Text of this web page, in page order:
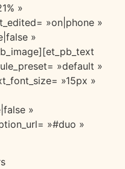
»
»on|phone »
»
»default »
»15px »
»
»#duo »